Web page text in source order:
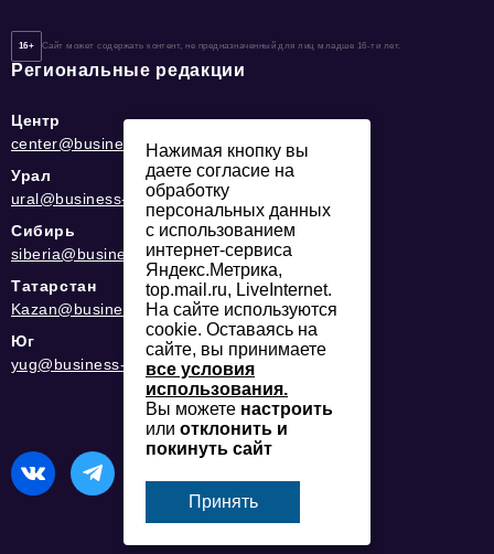
16+ Сайт может содержать контент, не предназначенный для лиц младше 16-ти лет.
Региональные редакции
Центр
center@business-magazine.online
Урал
ural@business-magazine.online
Сибирь
siberia@business-magazine.online
Татарстан
Kazan@business-magazine.online
Юг
yug@business-magazine.online
Нажимая кнопку вы
даете согласие на
обработку
персональных данных
с использованием
интернет-сервиса
Яндекс.Метрика,
top.mail.ru, LiveInternet.
На сайте используются
cookie. Оставаясь на
сайте, вы принимаете
все условия
использования.
Вы можете настроить
или отклонить и
покинуть сайт
Принять